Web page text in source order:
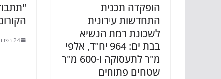
הופקדה תכנית
התחדשות עירונית
לשכונת רמת הנשיא
בבת ים: 964 יח"ד, אלפי
מ"ר לתעסוקה ו-600 מ"ר
שטחים פתוחים
24 בפברואר 2020